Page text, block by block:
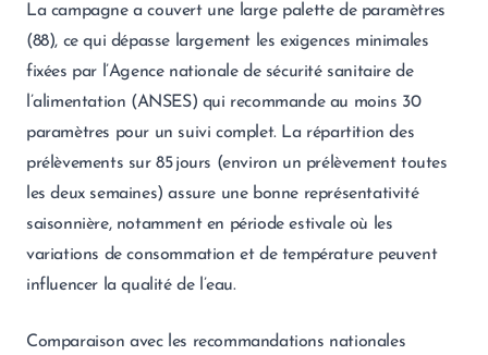
La campagne a couvert une large palette de paramètres
(88), ce qui dépasse largement les exigences minimales
fixées par l’Agence nationale de sécurité sanitaire de
l’alimentation (ANSES) qui recommande au moins 30
paramètres pour un suivi complet. La répartition des
prélèvements sur 85 jours (environ un prélèvement toutes
les deux semaines) assure une bonne représentativité
saisonnière, notamment en période estivale où les
variations de consommation et de température peuvent
influencer la qualité de l’eau.
Comparaison avec les recommandations nationales